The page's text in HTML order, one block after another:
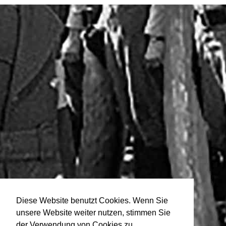
Diese Website benutzt Cookies. Wenn Sie
unsere Website weiter nutzen, stimmen Sie